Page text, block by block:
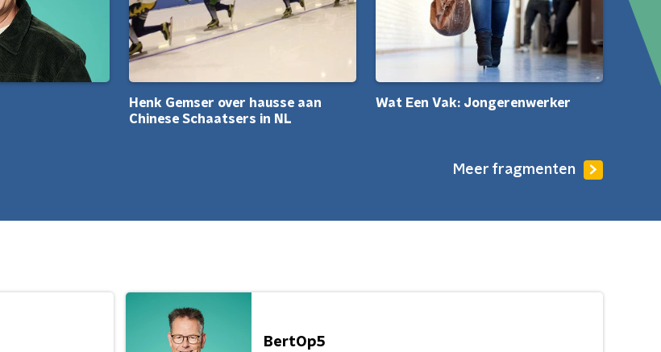
Henk Gemser over hausse aan
Chinese Schaatsers in NL
Wat Een Vak: Jongerenwerker
Meer fragmenten
BertOp5